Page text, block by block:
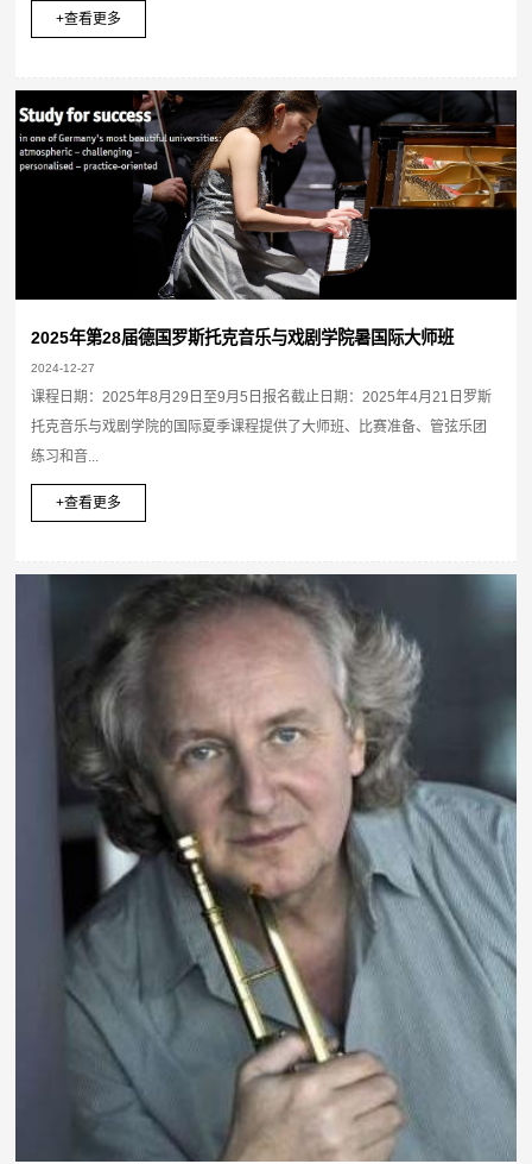
+查看更多
2025年第28届德国罗斯托克音乐与戏剧学院暑国际大师班
2024-12-27
课程日期：2025年8月29日至9月5日报名截止日期：2025年4月21日罗斯
托克音乐与戏剧学院的国际夏季课程提供了大师班、比赛准备、管弦乐团
练习和音...
+查看更多